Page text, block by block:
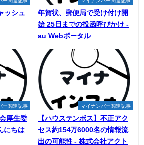
ッシュ
年賀状、郵便局で受け付け開
始 25日までの投函呼びかけ -
au Webポータル
ー関連記事
厚生委
にちは
マイナンバー関連記事
【ハウステンボス】不正アク
セス約154万6000名の情報流
出の可能性 - 株式会社アクト